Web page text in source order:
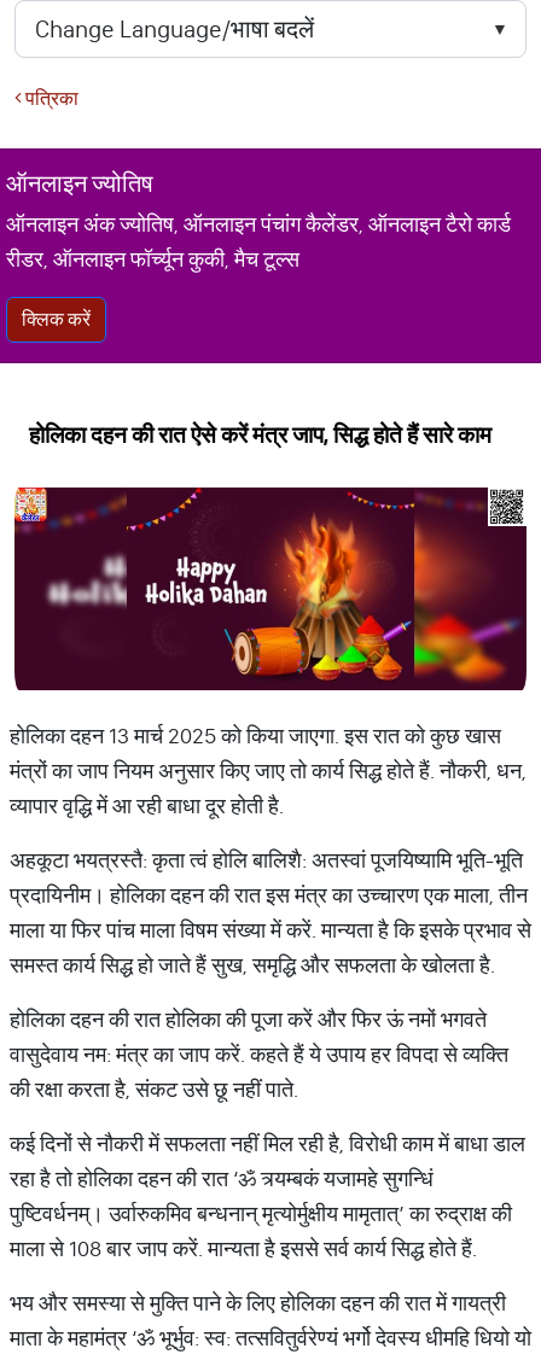
पत्रिका
ऑनलाइन ज्योतिष
ऑनलाइन अंक ज्योतिष, ऑनलाइन पंचांग कैलेंडर, ऑनलाइन टैरो कार्ड
रीडर, ऑनलाइन फॉर्च्यून कुकी, मैच टूल्स
क्लिक करें
होलिका दहन की रात ऐसे करें मंत्र जाप, सिद्ध होते हैं सारे काम
होलिका दहन 13 मार्च 2025 को किया जाएगा. इस रात को कुछ खास
मंत्रों का जाप नियम अनुसार किए जाए तो कार्य सिद्ध होते हैं. नौकरी, धन,
व्यापार वृद्धि में आ रही बाधा दूर होती है.
अहकूटा भयत्रस्तै: कृता त्वं होलि बालिशै: अतस्वां पूजयिष्यामि भूति-भूति
प्रदायिनीम। होलिका दहन की रात इस मंत्र का उच्चारण एक माला, तीन
माला या फिर पांच माला विषम संख्या में करें. मान्यता है कि इसके प्रभाव से
समस्त कार्य सिद्ध हो जाते हैं सुख, समृद्धि और सफलता के खोलता है.
होलिका दहन की रात होलिका की पूजा करें और फिर ऊं नमों भगवते
वासुदेवाय नम: मंत्र का जाप करें. कहते हैं ये उपाय हर विपदा से व्यक्ति
की रक्षा करता है, संकट उसे छू नहीं पाते.
कई दिनों से नौकरी में सफलता नहीं मिल रही है, विरोधी काम में बाधा डाल
रहा है तो होलिका दहन की रात ‘ॐ त्र्यम्बकं यजामहे सुगन्धिं
पुष्टिवर्धनम्। उर्वारुकमिव बन्धनान् मृत्योर्मुक्षीय मामृतात्’ का रुद्राक्ष की
माला से 108 बार जाप करें. मान्यता है इससे सर्व कार्य सिद्ध होते हैं.
भय और समस्या से मुक्ति पाने के लिए होलिका दहन की रात में गायत्री
माता के महामंत्र ‘ॐ भूर्भुव: स्व: तत्सवितुर्वरेण्यं भर्गो देवस्य धीमहि धियो यो